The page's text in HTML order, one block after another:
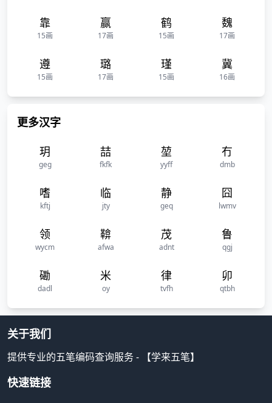
靠
15画
赢
17画
鹤
15画
魏
17画
遵
15画
璐
17画
瑾
15画
冀
16画
更多汉字
玥
geg
喆
fkfk
堃
yyff
冇
dmb
嗜
kftj
临
jty
静
geq
囧
lwmv
领
wycm
鞥
afwa
茂
adnt
鲁
qgj
磡
dadl
米
oy
律
tvfh
卯
qtbh
关于我们
提供专业的五笔编码查询服务 - 【学来五笔】
快速链接